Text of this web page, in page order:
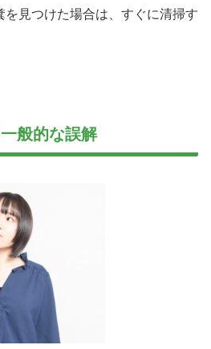
を見つけた場合は、すぐに清掃す
般的な誤解